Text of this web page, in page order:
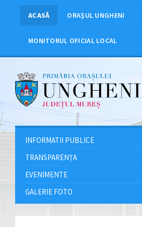
ACASĂ ORAȘUL UNGHENI
MONITORUL OFICIAL LOCAL
INFORMATII PUBLICE
TRANSPARENȚA
EVENIMENTE
GALERIE FOTO